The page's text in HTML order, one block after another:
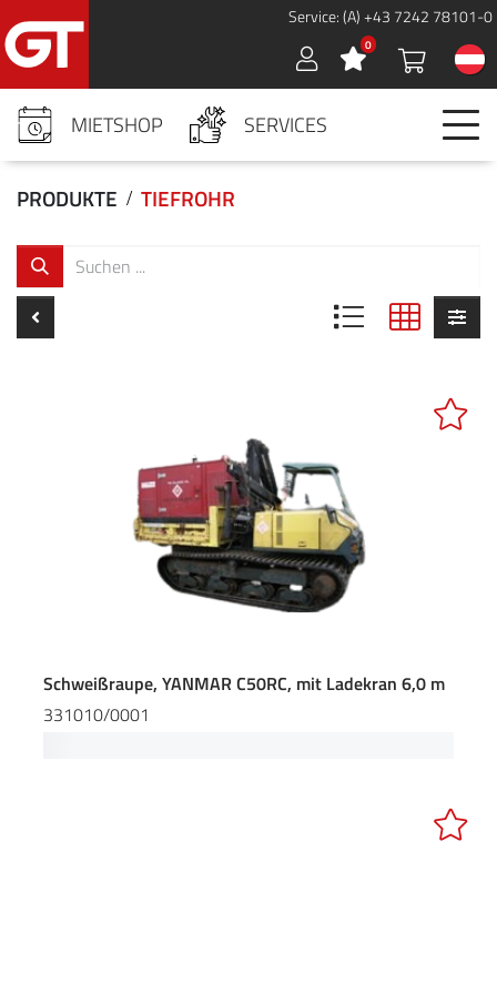
Service: (A) +43 7242 78101-0
Sign in 0
MIETSHOP SERVICES
PRODUKTE TIEFROHR
Schweißraupe, YANMAR C50RC, mit Ladekran 6,0 m
331010/0001